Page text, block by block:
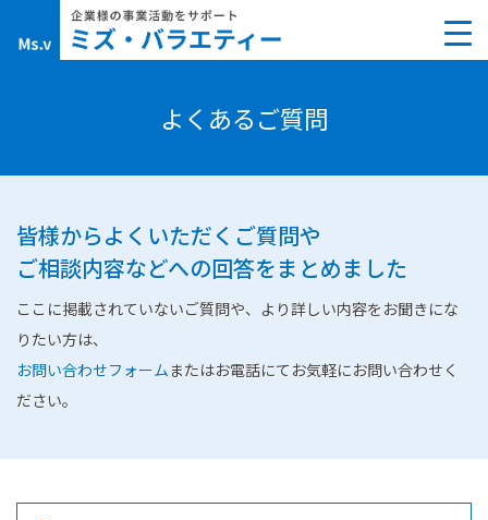
content
よくあるご質問
皆様からよくいただくご質問や
ご相談内容などへの回答をまとめました
ここに掲載されていないご質問や、より詳しい内容をお聞きにな
りたい方は、
お問い合わせフォームまたはお電話にてお気軽にお問い合わせく
ださい。